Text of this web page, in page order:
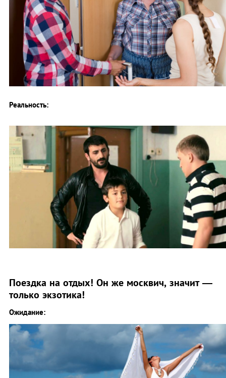
Реальность:
Поездка на отдых! Он же москвич, значит —
только экзотика!
Ожидание: